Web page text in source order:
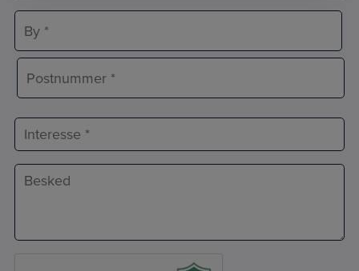
Adresselinje
By
Interesse
Besked